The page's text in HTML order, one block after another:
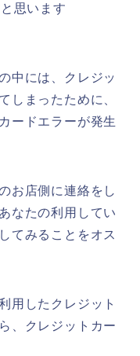
思います
中には、クレジッ
しまったために、
ードエラーが発生
お店側に連絡をし
なたの利用してい
てみることをオス
用したクレジット
、クレジットカー